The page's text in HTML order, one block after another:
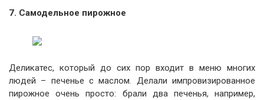
7. Самодельное пирожное
Деликатес, который до сих пор входит в меню многих
людей – печенье с маслом. Делали импровизированное
пирожное очень просто: брали два печенья, например,